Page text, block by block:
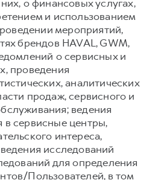
о финансовых услугах,
и использованием
мероприятий,
брендов HAVAL, GWM,
о сервисных и
проведения
аналитических
продаж, сервисного и
ведения
сервисные центры,
интереса,
исследований
для определения
Пользователей, в том